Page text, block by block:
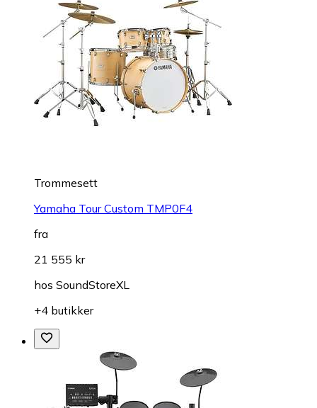
Trommesett
Yamaha Tour Custom TMP0F4
fra
21 555 kr
hos SoundStoreXL
+4 butikker